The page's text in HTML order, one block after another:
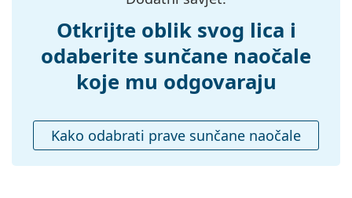
Kutijica:
Ne
Da
Ostalo
Spol:
Ženske
Kategorija:
Sunčane naočale
Otkrijte oblik svog lica i
odaberite sunčane naočale
koje mu odgovaraju
Kako odabrati prave sunčane naočale